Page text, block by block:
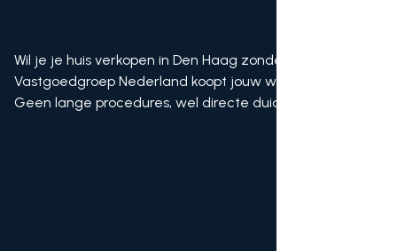
Wil je je huis verkopen in Den Haag zonder makelaar?
Vastgoedgroep Nederland koopt jouw woning direct.
Geen lange procedures, wel directe duidelijkheid.